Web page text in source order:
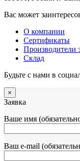
Вас может
О компании
Сертификаты
Производители
Склад
Будьте с нами в
×
Заявка
Ваше имя
Ваш e-mail